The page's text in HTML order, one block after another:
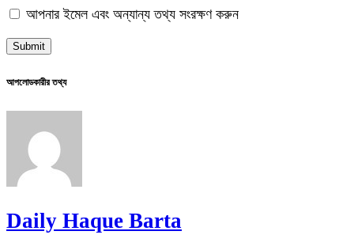
আপনার ইমেল এবং অন্যান্য তথ্য সংরক্ষণ করুন
আপলোডকারীর তথ্য
Daily Haque Barta